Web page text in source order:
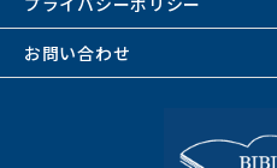
お問い合わせ